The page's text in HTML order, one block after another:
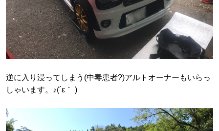
逆に入り浸ってしまう(中毒患者?)アルトオーナーもいらっ
しゃいます。♪(´ε｀ )